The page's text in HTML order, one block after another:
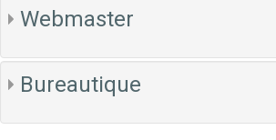
Webmaster
Bureautique